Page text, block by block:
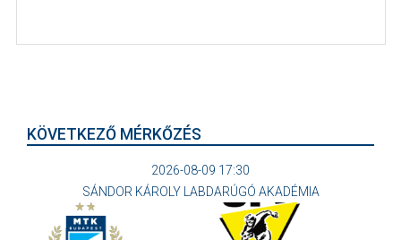
KÖVETKEZŐ MÉRKŐZÉS
2026-08-09 17:30
SÁNDOR KÁROLY LABDARÚGÓ AKADÉMIA